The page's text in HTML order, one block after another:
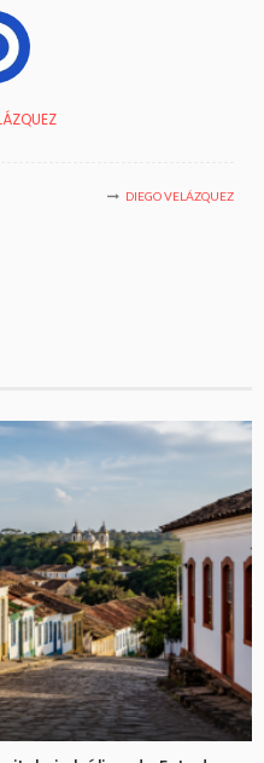
DIEGO VELÁZQUEZ